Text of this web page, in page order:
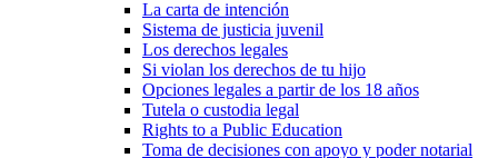
La carta de intención
Sistema de justicia juvenil
Los derechos legales
Si violan los derechos de tu hijo
Opciones legales a partir de los 18 años
Tutela o custodia legal
Rights to a Public Education
Toma de decisiones con apoyo y poder notarial